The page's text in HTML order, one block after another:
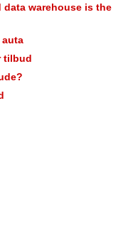
data warehouse is the
tilbud